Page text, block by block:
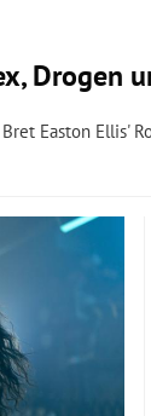
Easton Ellis'